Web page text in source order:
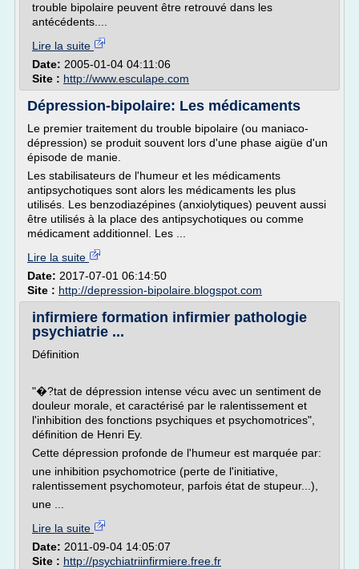
trouble bipolaire peuvent être retrouvé dans les
antécédents....
Lire la suite
Date: 2005-01-04 04:11:06
Site : http://www.esculape.com
Dépression-bipolaire: Les médicaments
Le premier traitement du trouble bipolaire (ou maniaco-
dépression) se produit souvent lors d'une phase aigüe d'un
épisode de manie.
Les stabilisateurs de l'humeur et les médicaments
antipsychotiques sont alors les médicaments les plus
utilisés. Les benzodiazépines (anxiolytiques) peuvent aussi
être utilisés à la place des antipsychotiques ou comme
médicament additionnel. Les ...
Lire la suite
Date: 2017-07-01 06:14:50
Site : http://depression-bipolaire.blogspot.com
infirmiere formation infirmier pathologie
psychiatrie ...
Définition
"�?tat de dépression intense vécu avec un sentiment de
douleur morale, et caractérisé par le ralentissement et
l'inhibition des fonctions psychiques et psychomotrices",
définition de Henri Ey.
Cette dépression profonde de l'humeur est marquée par:
une inhibition psychomotrice (perte de l'initiative,
ralentissement psychomoteur, parfois état de stupeur...),
une ...
Lire la suite
Date: 2011-09-04 14:05:07
Site : http://psychiatriinfirmiere.free.fr